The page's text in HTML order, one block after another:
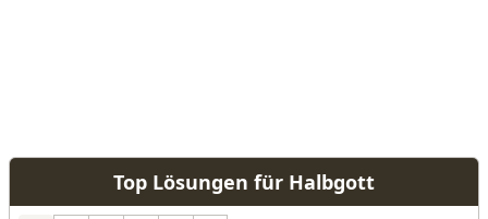
Top Lösungen für Halbgott